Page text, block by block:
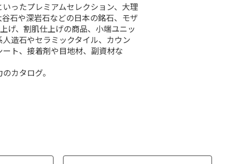
ったプレミアムセレクション、大理
石や深岩石などの日本の銘石、モザ
げ、割肌仕上げの商品、小端ユニッ
造石やセラミックタイル、カウン
ト、接着剤や目地材、副資材な
カタログ。